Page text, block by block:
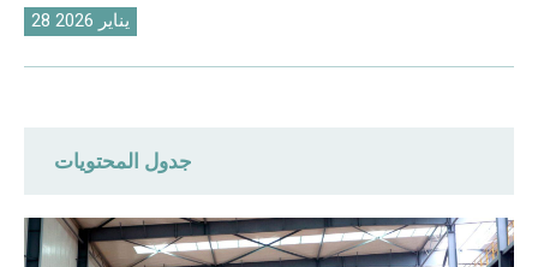
28 يناير 2026
جدول المحتويات
مقارنة سريعة: رافعة علوية جديدة مقابل رافعة
علوية مستعملة